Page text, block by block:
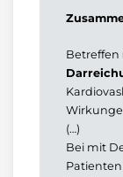
Betreffen
(…)
Bei mit